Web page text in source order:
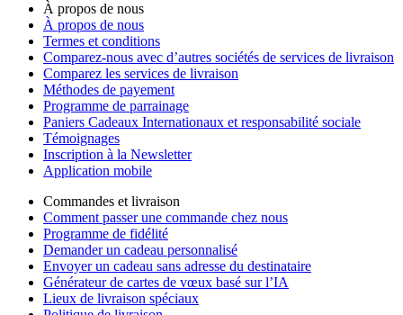
À propos de nous
À propos de nous
Termes et conditions
Comparez-nous avec d’autres sociétés de services de livraison
Comparez les services de livraison
Méthodes de payement
Programme de parrainage
Paniers Cadeaux Internationaux et responsabilité sociale
Témoignages
Inscription à la Newsletter
Application mobile
Commandes et livraison
Comment passer une commande chez nous
Programme de fidélité
Demander un cadeau personnalisé
Envoyer un cadeau sans adresse du destinataire
Générateur de cartes de vœux basé sur l’IA
Lieux de livraison spéciaux